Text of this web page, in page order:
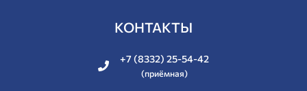
КОНТАКТЫ
+7 (8332) 25-54-42
(приёмная)